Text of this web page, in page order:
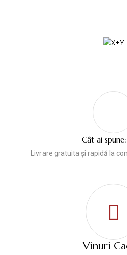
Cât ai
Livrare gratuita și rapidă la
Vinuri